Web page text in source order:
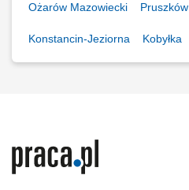
Ożarów Mazowiecki Pruszków
Konstancin-Jeziorna Kobyłka